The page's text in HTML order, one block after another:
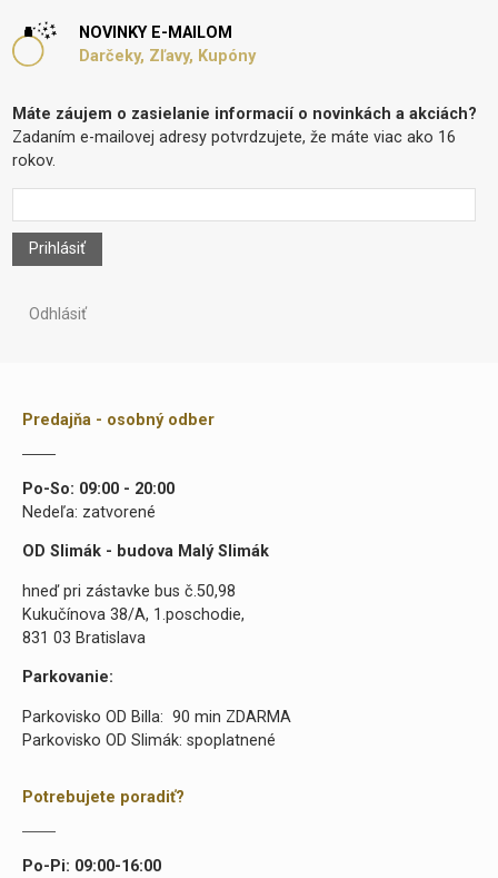
NOVINKY E-MAILOM
Darčeky, Zľavy, Kupóny
Máte záujem o zasielanie informacií o novinkách a akciách?
Zadaním e-mailovej adresy potvrdzujete, že máte viac ako 16
rokov.
Prihlásiť
Odhlásiť
Predajňa - osobný odber
Po-So: 09:00 - 20:00
Nedeľa: zatvorené
OD Slimák - budova Malý Slimák
hneď pri zástavke bus č.50,98
Kukučínova 38/A, 1.poschodie,
831 03 Bratislava
Parkovanie:
Parkovisko OD Billa: 90 min ZDARMA
Parkovisko OD Slimák: spoplatnené
Potrebujete poradiť?
Po-Pi: 09:00-16:00